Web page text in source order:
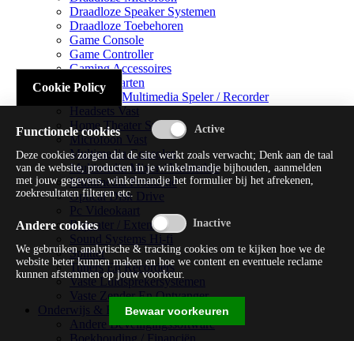
Draadloze Speaker Systemen
Draadloze Toebehoren
Game Console
Game Controller
Gaming Accessoires
Geluidskaarten
Handheld Multimedia Speler / Recorder
Headsets Vast
Home Theater Systems
Microfoon Vast
Multimedia Consoles
Multimedia Mixer / Versterker
Multimedia Productie
Optical Disk Drive
Pc Videokaart
Repeater / Extender
Sound Systems Hi-fi
Splitter
Tuners En Recorders
Vaste Luidsprekersystemen
Vaste Zender En Ontvanger
Onderwijs & Recreatie
Andere Beveiligingssoftware
Cookie Policy
Functionele cookies
Deze cookies zorgen dat de site werkt zoals verwacht; Denk aan de taal
van de website, producten in je winkelmandje bijhouden, aanmelden
met jouw gegevens, winkelmandje het formulier bij het afrekenen,
zoekresultaten filteren etc.
Andere cookies
We gebruiken analytische & tracking cookies om te kijken hoe we de
website beter kunnen maken en hoe we content en eventuele reclame
kunnen afstemmen op jouw voorkeur.
Bewaar voorkeuren